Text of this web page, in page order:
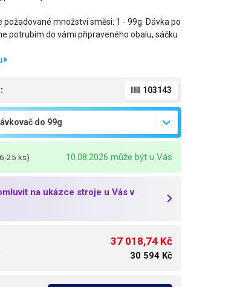
požadované množství směsi: 1 - 99g. Dávka po
potrubím do vámi připraveného obalu, sáčku
103143
25 ks) 10.08.2026 může být u Vás
na ukázce stroje u Vás v
37 018,74 Kč
30 594 Kč